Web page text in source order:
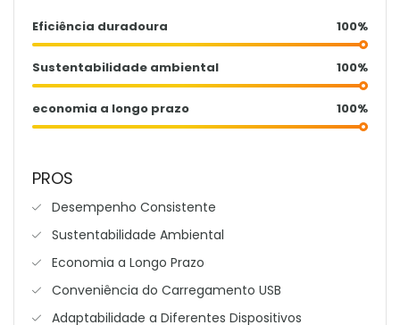
Eficiência duradoura 100%
Sustentabilidade ambiental 100%
economia a longo prazo 100%
PROS
Desempenho Consistente
Sustentabilidade Ambiental
Economia a Longo Prazo
Conveniência do Carregamento USB
Adaptabilidade a Diferentes Dispositivos